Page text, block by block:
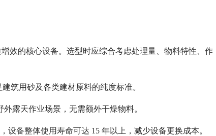
效的核心设备。选型时应综合考虑处理量、物料特性、作
筑用砂及各类建材原料的纯度标准。
露天作业场景，无需额外干燥物料。
备整体使用寿命可达 15 年以上，减少设备更换成本。